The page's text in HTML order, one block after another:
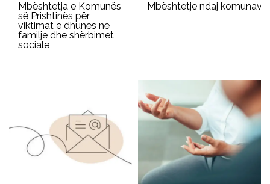
Mbështetja e Komunës
së Prishtinës për
viktimat e dhunës në
familje dhe shërbimet
sociale
Mbështetje ndaj